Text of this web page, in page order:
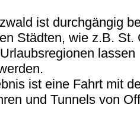
ist durchgängig
Städten, wie z.B.
ist eine Fahrt mit
und Tunnels von